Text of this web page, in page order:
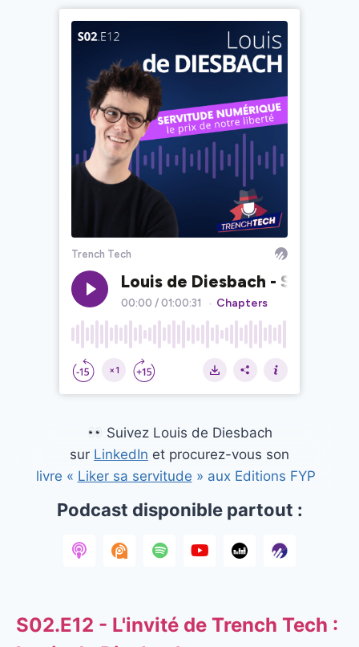
Suivez Louis de Diesbach
sur LinkedIn et procurez-vous son
livre « Liker sa servitude » aux Editions FYP
Podcast disponible partout :
S02.E12 - L'invité de Trench Tech :